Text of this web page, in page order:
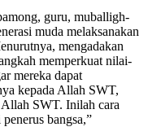
guru, muballigh-
muda melaksanakan
mengadakan
memperkuat nilai-
mereka dapat
kepada Allah SWT,
Allah SWT. Inilah cara
bangsa,”